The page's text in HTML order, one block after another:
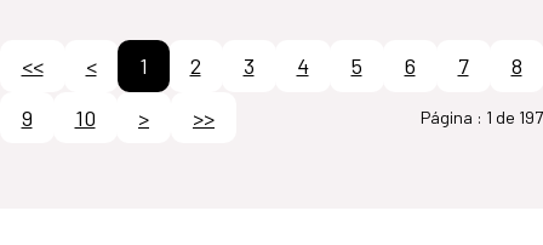
<< < 1 2 3 4 5 6 7
8
9
10 > >> Página : 1 de 197